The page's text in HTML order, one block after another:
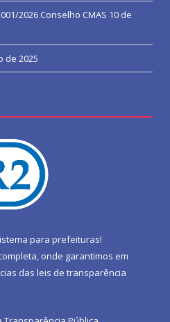
2026 Conselho CMAS 10 de
de 2025
para prefeituras!
onde garantimos em
das leis de transparência